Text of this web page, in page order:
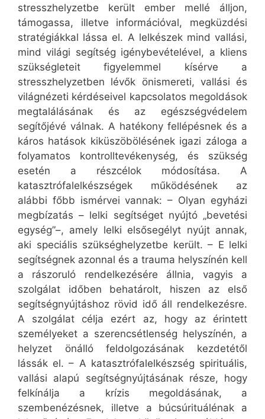
stresszhelyzetbe került ember mellé álljon,
támogassa, illetve információval, megküzdési
stratégiákkal lássa el. A lelkészek mind vallási,
mind világi segítség igénybevételével, a kliens
szükségleteit figyelemmel kísérve a
stresszhelyzetben lévők önismereti, vallási és
világnézeti kérdéseivel kapcsolatos megoldások
megtalálásának és az egészségvédelem
segítőjévé válnak. A hatékony fellépésnek és a
káros hatások kiküszöbölésének igazi záloga a
folyamatos kontrolltevékenység, és szükség
esetén a részcélok módosítása. A
katasztrófalelkészségek működésének az
alábbi főbb ismérvei vannak: – Olyan egyházi
megbízatás – lelki segítséget nyújtó „bevetési
egység”–, amely lelki elsősegélyt nyújt annak,
aki speciális szükséghelyzetbe került. – E lelki
segítségnek azonnal és a trauma helyszínén kell
a rászoruló rendelkezésére állnia, vagyis a
szolgálat időben behatárolt, hiszen az első
segítségnyújtáshoz rövid idő áll rendelkezésre.
A szolgálat célja ezért az, hogy az érintett
személyeket a szerencsétlenség helyszínén, a
helyzet önálló feldolgozásának kezdetétől
lássák el. – A katasztrófalelkészség spirituális,
vallási alapú segítségnyújtásának része, hogy
felkínálja a krízis megoldásának, a
szembenézésnek, illetve a búcsúrituálénak a